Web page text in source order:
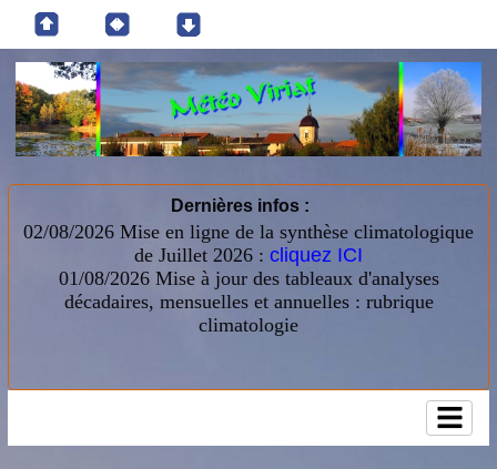
Dernières infos :
02/08/2026 Mise en ligne de la synthèse climatologique
de Juillet 2026 : cliquez ICI
01/08/2026 Mise à jour des tableaux d'analyses
décadaires, mensuelles et annuelles : rubrique
climatologie